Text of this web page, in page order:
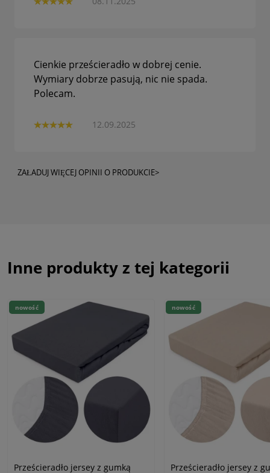
12.09.2025
Cienkie prześcieradło w dobrej cenie.
Wymiary dobrze pasują, nic nie spada.
Polecam.
ZAŁADUJ WIĘCEJ OPINII O PRODUKCIE>
Inne produkty z tej kategorii
Prześcieradło jersey z gumką
nowość
Prześcieradło jersey z
nowość